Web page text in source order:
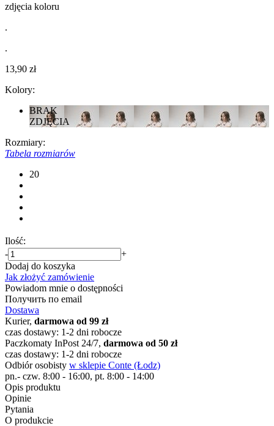
zdjęcia koloru
.
.
13,90 zł
Kolory:
BRAK
ZDJĘCIA
Rozmiary:
Tabela rozmiarów
20
Ilość:
-
+
Dodaj do koszyka
Jak złożyć zamówienie
Powiadom mnie o dostępności
Получить по email
Dostawa
Kurier, darmowa od 99 zł
czas dostawy: 1-2 dni robocze
Paczkomaty InPost 24/7, darmowa od 50 zł
czas dostawy: 1-2 dni robocze
Odbiór osobisty w sklepie Conte (Łodz)
pn.- czw. 8:00 - 16:00, pt. 8:00 - 14:00
Opis produktu
Opinie
Pytania
O produkcie